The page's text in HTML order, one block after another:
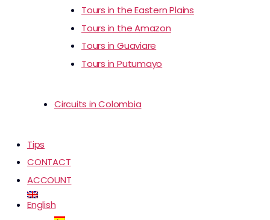
Tours in the Eastern Plains
Tours in the Amazon
Tours in Guaviare
Tours in Putumayo
Circuits in Colombia
Tips
CONTACT
ACCOUNT
English